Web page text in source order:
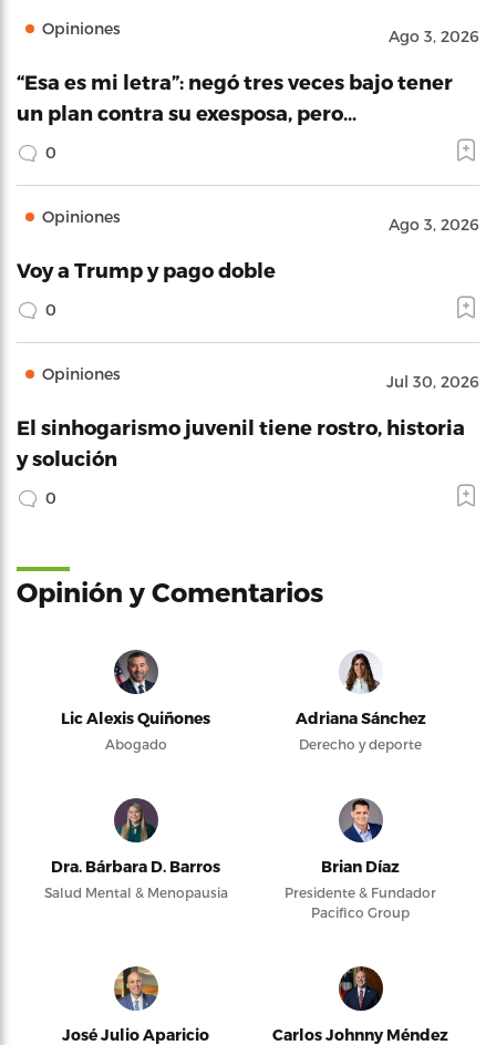
Opiniones Ago 3, 2026
“Esa es mi letra”: negó tres veces bajo tener
un plan contra su exesposa, pero…
0
Opiniones Ago 3, 2026
Voy a Trump y pago doble
0
Opiniones Jul 30, 2026
El sinhogarismo juvenil tiene rostro, historia
y solución
0
Opinión y Comentarios
Lic Alexis Quiñones
Abogado
Adriana Sánchez
Derecho y deporte
Dra. Bárbara D. Barros
Salud Mental & Menopausia
Brian Díaz
Presidente & Fundador
Pacifico Group
José Julio Aparicio Carlos Johnny Méndez